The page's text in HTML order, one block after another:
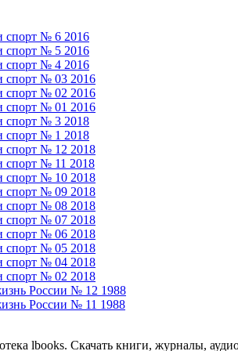
спорт № 6 2016
спорт № 5 2016
спорт № 4 2016
спорт № 03 2016
спорт № 02 2016
спорт № 01 2016
спорт № 3 2018
спорт № 1 2018
спорт № 12 2018
спорт № 11 2018
спорт № 10 2018
спорт № 09 2018
спорт № 08 2018
спорт № 07 2018
спорт № 06 2018
спорт № 05 2018
спорт № 04 2018
спорт № 02 2018
России № 12 1988
России № 11 1988
lbooks. Скачать книги, журналы,